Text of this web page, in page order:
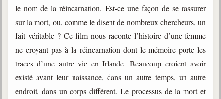
Citations
Enregistrements
Diaporamas
le nom de la réincarnation. Est-ce une façon de se rassurer
sur la mort, ou, comme le disent de nombreux chercheurs, un
fait véritable ? Ce film nous raconte l’histoire d’une femme
ne croyant pas à la réincarnation dont le mémoire porte les
traces d’une autre vie en Irlande. Beaucoup croient avoir
existé avant leur naissance, dans un autre temps, un autre
endroit, dans un corps différent. Le processus de la mort et